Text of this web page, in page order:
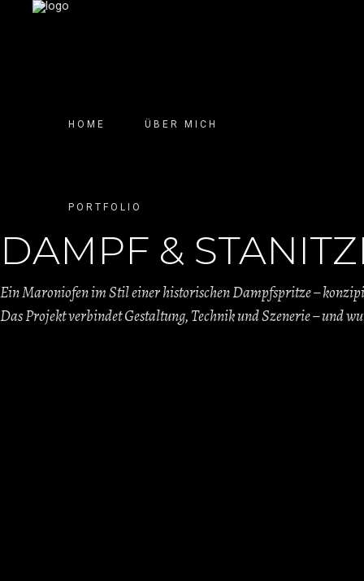
HOME ÜBER MICH
PORTFOLIO
DAMPF &
Ein Maroniofen im Stil einer historischen Dampfspritze –
Das Projekt verbindet Gestaltung, Technik und Szenerie – und